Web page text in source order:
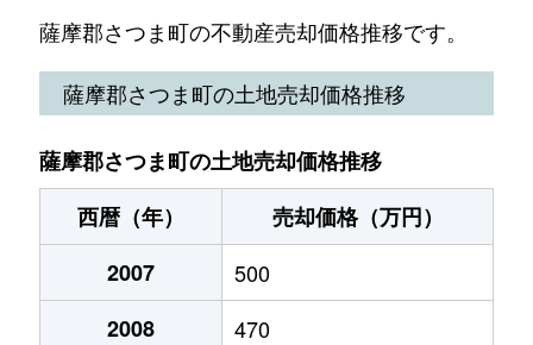
薩摩郡さつま町の不動産売却価格推移です。
薩摩郡さつま町の土地売却価格推移
薩摩郡さつま町の土地売却価格推移
西暦（年）
売却価格（万円）
2007
500
2008
470